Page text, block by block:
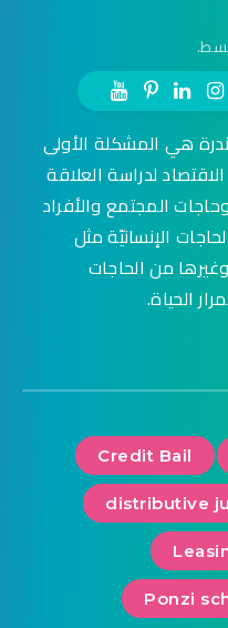
هي المشكلة الأولى
لدراسة العلاقة
المجتمع والأفراد
الإنسانيّة مثل
من الحاجات
الحياة.
Credit Bail
distributive
Ponzi